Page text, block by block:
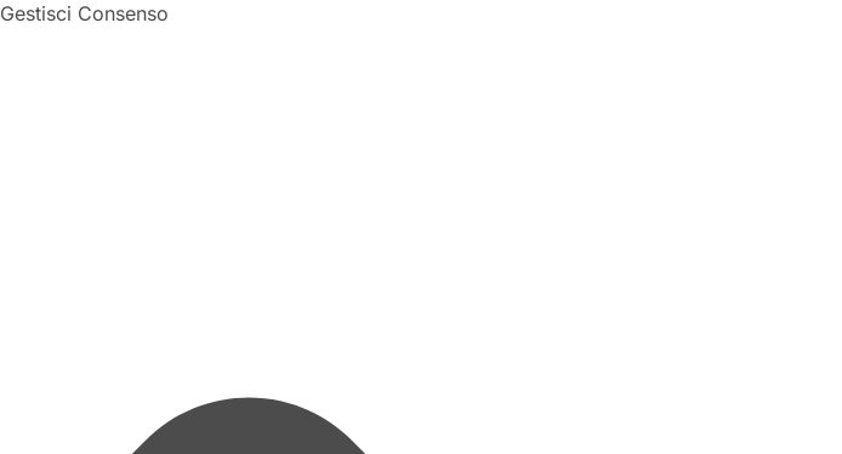
Gestisci Consenso